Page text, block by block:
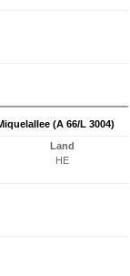
(A 66/L 3004)
Land
HE